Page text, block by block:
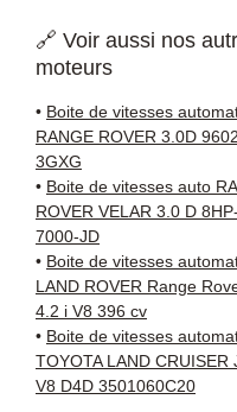
🔗 Voir aussi nos
moteurs
• Boite de vitesses
RANGE ROVER 3.0D
3GXG
• Boite de vitesses auto
ROVER VELAR 3.0 D
7000-JD
• Boite de vitesses
LAND ROVER Range
4.2 i V8 396 cv
• Boite de vitesses
TOYOTA LAND CRUISER
V8 D4D 3501060C20